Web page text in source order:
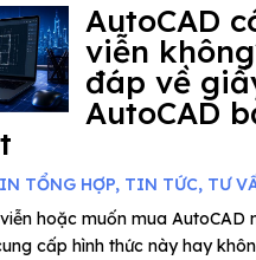
AutoCAD
viễn
đáp về
AutoCAD
TỔNG HỢP, TIN TỨC, TƯ
hoặc muốn mua AutoCAD
cấp hình thức này hay